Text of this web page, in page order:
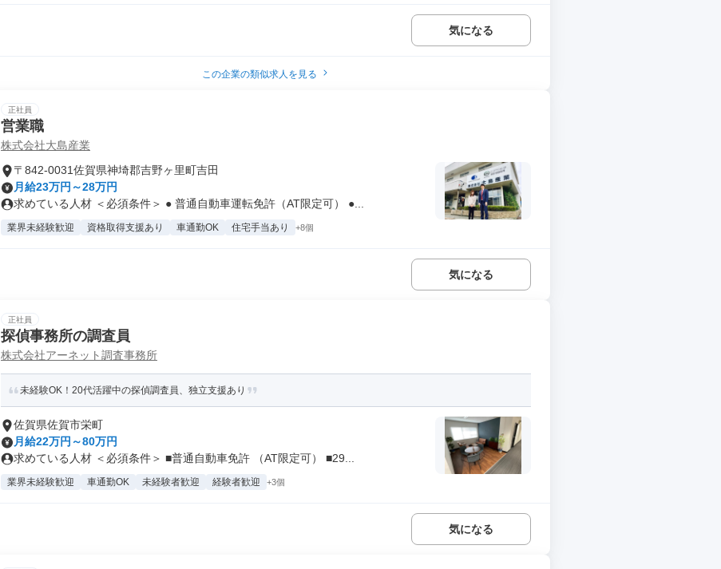
気になる
この企業の類似求人を見る
正社員
営業職
株式会社大島産業
〒842-0031佐賀県神埼郡吉野ヶ里町吉田
月給23万円～28万円
求めている人材 ＜必須条件＞ ● 普通自動車運転免許（AT限定可） ●...
業界未経験歓迎 資格取得支援あり 車通勤OK 住宅手当あり +8個
気になる
正社員
探偵事務所の調査員
株式会社アーネット調査事務所
未経験OK！20代活躍中の探偵調査員、独立支援あり
佐賀県佐賀市栄町
月給22万円～80万円
求めている人材 ＜必須条件＞ ■普通自動車免許 （AT限定可） ■29...
業界未経験歓迎 車通勤OK 未経験者歓迎 経験者歓迎 +3個
気になる